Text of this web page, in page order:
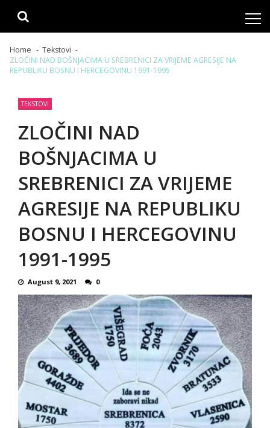
Home
Tekstovi
ZLOČINI NAD BOŠNJACIMA U SREBRENICI ZA VRIJEME AGRESIJE NA
REPUBLIKU BOSNU I HERCEGOVINU 1991-1995
TEKSTOVI
ZLOČINI NAD
BOŠNJACIMA U
SREBRENICI ZA VRIJEME
AGRESIJE NA REPUBLIKU
BOSNU I HERCEGOVINU
1991-1995
August 9, 2021 0